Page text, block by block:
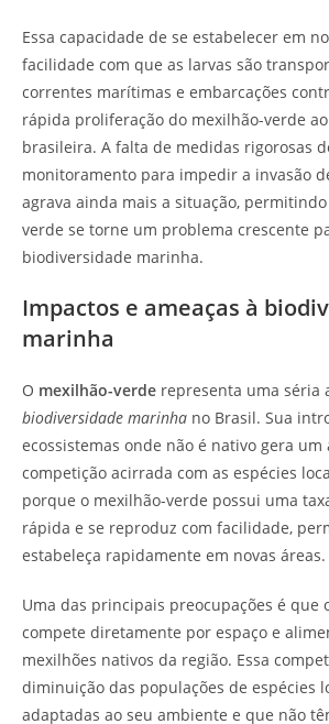
Essa capacidade de se estabelecer em
facilidade com que as larvas são
correntes marítimas e embarcações
rápida proliferação do mexilhão-verde
brasileira. A falta de medidas rigorosas
monitoramento para impedir a invasão
agrava ainda mais a situação,
verde se torne um problema crescente
biodiversidade marinha.
Impactos e ameaças à
marinha
O mexilhão-verde representa uma séria
biodiversidade marinha no Brasil. Sua
ecossistemas onde não é nativo gera
competição acirrada com as espécies
porque o mexilhão-verde possui uma
rápida e se reproduz com facilidade,
estabeleça rapidamente em novas áreas.
Uma das principais preocupações é que
compete diretamente por espaço e
mexilhões nativos da região. Essa
diminuição das populações de espécies
adaptadas ao seu ambiente e que não